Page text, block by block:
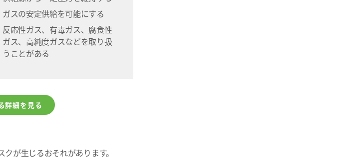
ガスの安定供給を可能にする
反応性ガス、有毒ガス、腐食性
ガス、高純度ガスなどを取り扱
うことがある
詳細を見る
が生じるおそれがあります。